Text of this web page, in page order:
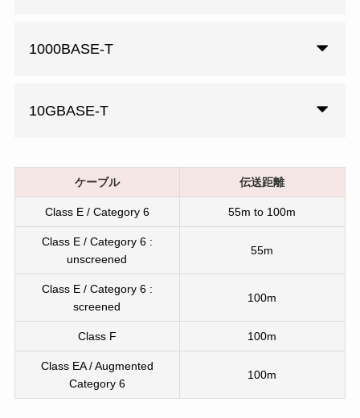
1000BASE-T
10GBASE-T
ケーブル 伝送距離
Class E / Category 6 55m to 100m
Class E / Category 6 :
unscreened
55m
Class E / Category 6 :
screened
100m
Class F 100m
Class EA / Augmented
Category 6
100m